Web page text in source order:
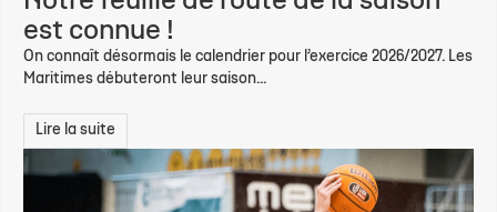
est connue !
On connaît désormais le calendrier pour l’exercice 2026/2027. Les
Maritimes débuteront leur saison...
Lire la suite